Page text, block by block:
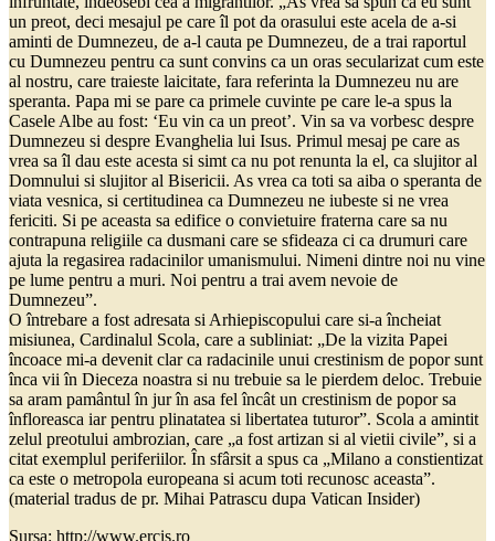
un preot, deci mesajul pe care îl pot da orasului este acela de a-si
aminti de Dumnezeu, de a-l cauta pe Dumnezeu, de a trai raportul
cu Dumnezeu pentru ca sunt convins ca un oras secularizat cum este
al nostru, care traieste laicitate, fara referinta la Dumnezeu nu are
speranta. Papa mi se pare ca primele cuvinte pe care le-a spus la
Casele Albe au fost: ‘Eu vin ca un preot’. Vin sa va vorbesc despre
Dumnezeu si despre Evanghelia lui Isus. Primul mesaj pe care as
vrea sa îl dau este acesta si simt ca nu pot renunta la el, ca slujitor al
Domnului si slujitor al Bisericii. As vrea ca toti sa aiba o speranta de
viata vesnica, si certitudinea ca Dumnezeu ne iubeste si ne vrea
fericiti. Si pe aceasta sa edifice o convietuire fraterna care sa nu
contrapuna religiile ca dusmani care se sfideaza ci ca drumuri care
ajuta la regasirea radacinilor umanismului. Nimeni dintre noi nu vine
pe lume pentru a muri. Noi pentru a trai avem nevoie de
Dumnezeu”.
O întrebare a fost adresata si Arhiepiscopului care si-a încheiat
misiunea, Cardinalul Scola, care a subliniat: „De la vizita Papei
încoace mi-a devenit clar ca radacinile unui crestinism de popor sunt
înca vii în Dieceza noastra si nu trebuie sa le pierdem deloc. Trebuie
sa aram pamântul în jur în asa fel încât un crestinism de popor sa
înfloreasca iar pentru plinatatea si libertatea tuturor”. Scola a amintit
zelul preotului ambrozian, care „a fost artizan si al vietii civile”, si a
citat exemplul periferiilor. În sfârsit a spus ca „Milano a constientizat
ca este o metropola europeana si acum toti recunosc aceasta”.
(material tradus de pr. Mihai Patrascu dupa Vatican Insider)
Sursa: http://www.ercis.ro